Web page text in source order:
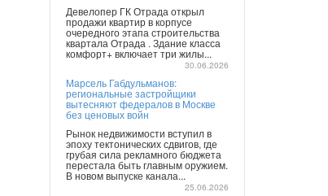
Девелопер ГК Отрада открыл
продажи квартир в корпусе
очередного этапа строительства
квартала Отрада . Здание класса
комфорт+ включает три жилы...
30.06.2026
Марсель Габдульманов:
региональные застройщики
вытесняют федералов в Москве
без ценовых войн
Рынок недвижимости вступил в
эпоху тектонических сдвигов, где
грубая сила рекламного бюджета
перестала быть главным оружием.
В новом выпуске канала...
25.06.2026